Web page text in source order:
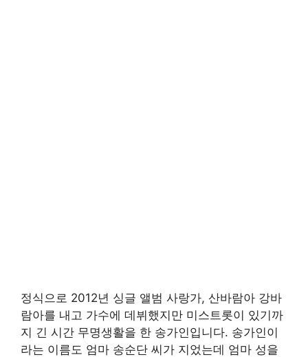
정식으로 2012년 싱글 앨범 사랑가, 산바람아 강바
람아를 내고 가수에 데뷔했지만 미스트롯이 있기까
지 긴 시간 무명생활을 한 송가인입니다. 송가인이
라는 이름도 엄마 송순단 씨가 지었는데 엄마 성을